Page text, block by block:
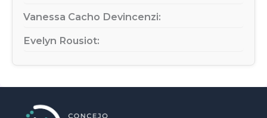
Vanessa Cacho Devincenzi:
Evelyn Rousiot: